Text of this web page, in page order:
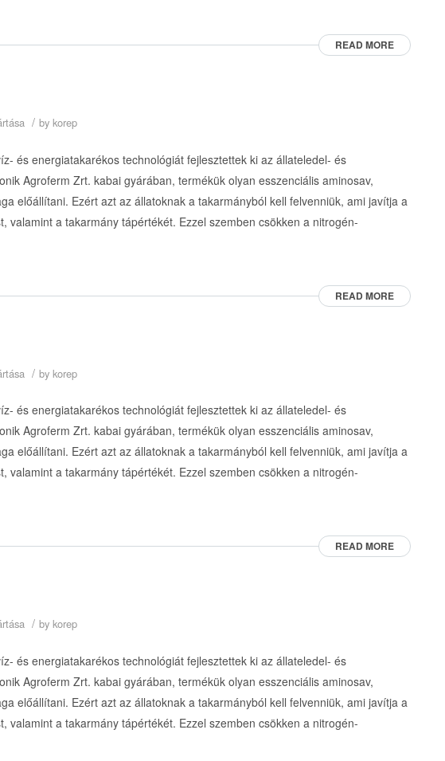
READ MORE
/ by korep
és energiatakarékos technológiát fejlesztettek ki az állateledel- és
Agroferm Zrt. kabai gyárában, termékük olyan esszenciális aminosav,
előállítani. Ezért azt az állatoknak a takarmányból kell felvenniük, ami javítja a
valamint a takarmány tápértékét. Ezzel szemben csökken a nitrogén-
READ MORE
/ by korep
és energiatakarékos technológiát fejlesztettek ki az állateledel- és
Agroferm Zrt. kabai gyárában, termékük olyan esszenciális aminosav,
előállítani. Ezért azt az állatoknak a takarmányból kell felvenniük, ami javítja a
valamint a takarmány tápértékét. Ezzel szemben csökken a nitrogén-
READ MORE
/ by korep
és energiatakarékos technológiát fejlesztettek ki az állateledel- és
Agroferm Zrt. kabai gyárában, termékük olyan esszenciális aminosav,
előállítani. Ezért azt az állatoknak a takarmányból kell felvenniük, ami javítja a
valamint a takarmány tápértékét. Ezzel szemben csökken a nitrogén-